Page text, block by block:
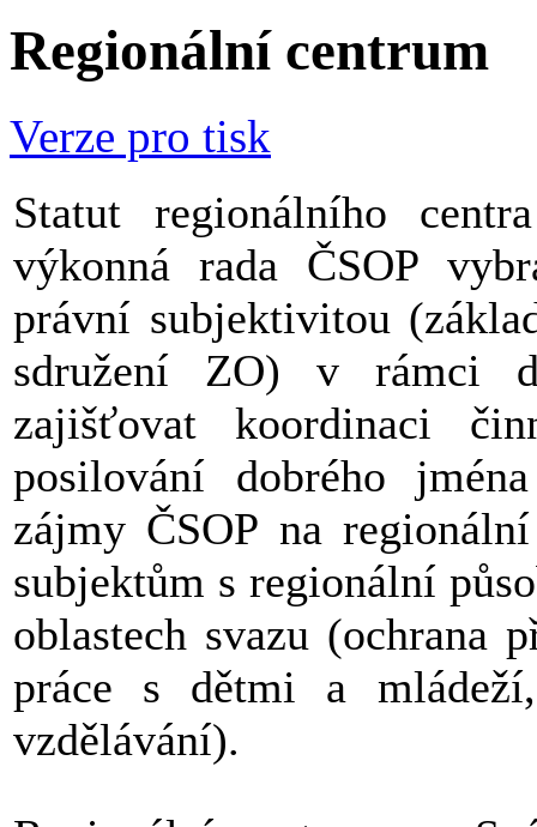
Regionální centrum
Verze pro tisk
Statut regionálního
výkonná rada ČSOP
právní subjektivitou
sdružení ZO) v rámci
zajišťovat koordinaci
posilování dobrého
zájmy ČSOP na
subjektům s regionální
oblastech svazu (ochrana
práce s dětmi a
vzdělávání).